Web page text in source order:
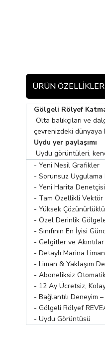
ÜRÜN
Gölgeli Rölyef
Olta balıkçıları ve
çevrenizdeki dünyaya
Uydu yer paylaşımı
Uydu görüntüleri,
- Yeni Nesil Grafikler
- Sorunsuz Uygulama
- Yeni Harita Denetçisi
- Tam Özellikli Vektör
- Yüksek
- Özel Derinlik
- Sınıfının En İyisi
- Gelgitler ve Akıntılar
- Detaylı Marina
- Liman & Yaklaşım
- Aboneliksiz
- 12 Ay Ücretsiz,
- Bağlantılı Deneyim
- Gölgeli Rölyef
- Uydu Görüntüsü